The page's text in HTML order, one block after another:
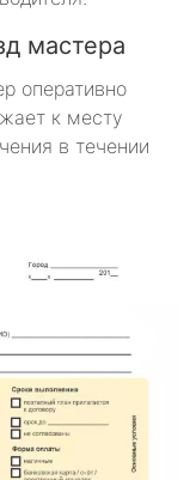
мастера
оперативно
к месту
в течении